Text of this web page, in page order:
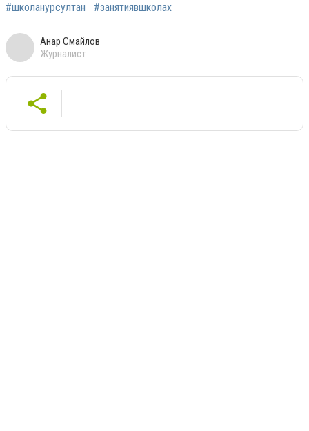
#школанурсултан #занятиявшколах
Анар Смайлов
Журналист